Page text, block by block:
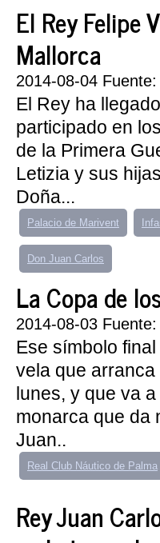
El Rey Felipe
Mallorca
2014-08-04
El Rey ha
participado en
de la Primera
Letizia y sus
Doña...
Palacio de Marivent
Don Juan Carlos
La Copa de
2014-08-03
Ese símbolo
vela que
lunes, y que va
monarca que da
Juan..
Real Club Náutico de Palma
Rey Juan